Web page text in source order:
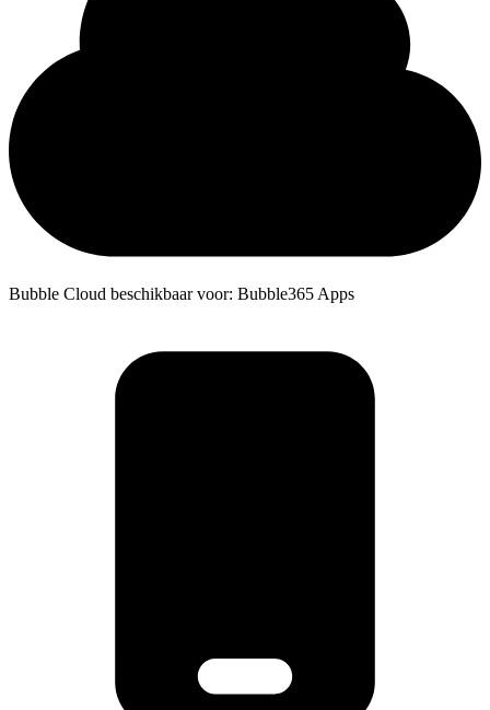
Bubble Cloud beschikbaar voor: Bubble365 Apps